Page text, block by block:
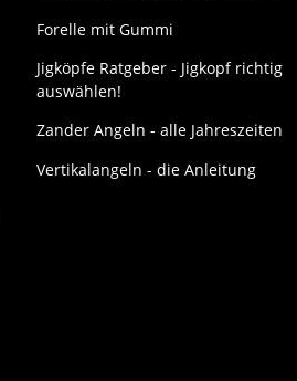
Forelle mit Gummi
Jigköpfe Ratgeber - Jigkopf richtig
auswählen!
Zander Angeln - alle Jahreszeiten
Vertikalangeln - die Anleitung